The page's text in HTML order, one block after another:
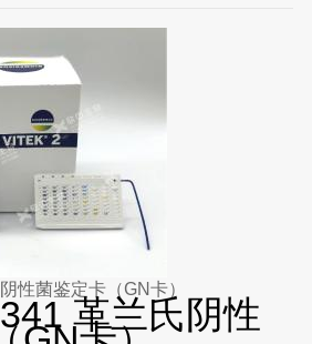
性菌鉴定卡（GN卡）
革兰氏阴性